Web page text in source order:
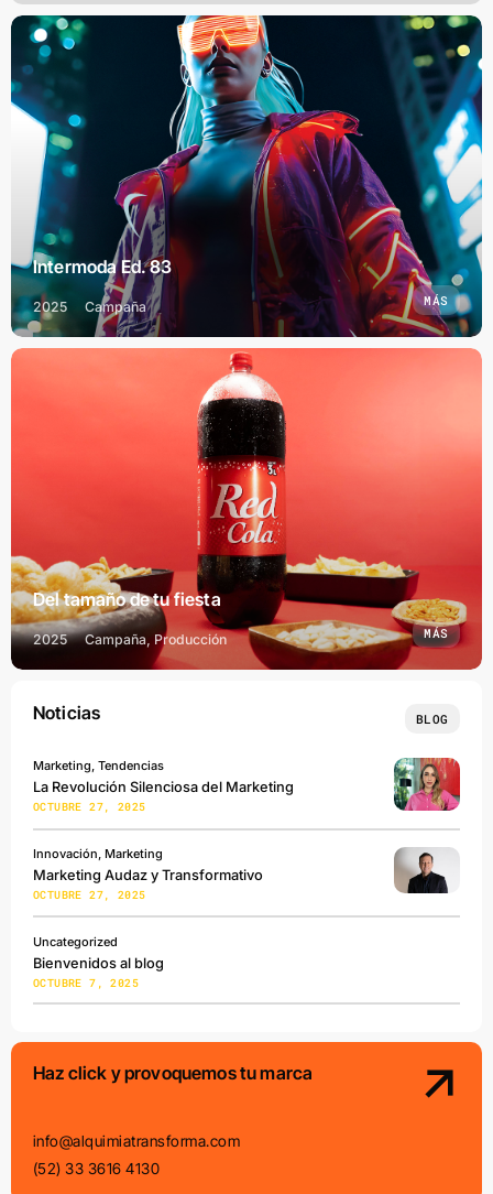
Intermoda Ed. 83
2025 Campaña MÁS
Del tamaño de tu fiesta
2025 Campaña, Producción MÁS
Noticias BLOG
Marketing, Tendencias
La Revolución Silenciosa del Marketing
OCTUBRE 27, 2025
Innovación, Marketing
Marketing Audaz y Transformativo
OCTUBRE 27, 2025
Uncategorized
Bienvenidos al blog
OCTUBRE 7, 2025
Haz click y provoquemos tu marca
info@alquimiatransforma.com
(52) 33 3616 4130